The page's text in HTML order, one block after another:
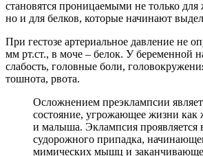
становятся проницаемыми не только
но и для белков, которые начинают
При гестозе артериальное давление не
мм рт.ст., в моче – белок. У беременной
слабость, головные боли,
тошнота, рвота.
Осложнением преэклампсии
состояние, угрожающее жизни
и малыша. Эклампсия проявляется
судорожного припадка,
мимических мышц и